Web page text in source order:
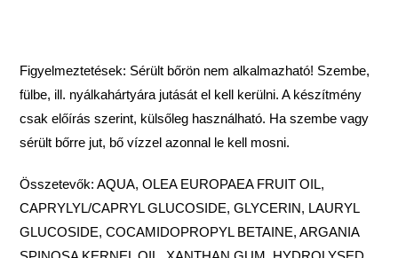
Figyelmeztetések: Sérült bőrön nem alkalmazható! Szembe,
fülbe, ill. nyálkahártyára jutását el kell kerülni. A készítmény
csak előírás szerint, külsőleg használható. Ha szembe vagy
sérült bőrre jut, bő vízzel azonnal le kell mosni.
Összetevők: AQUA, OLEA EUROPAEA FRUIT OIL,
CAPRYLYL/CAPRYL GLUCOSIDE, GLYCERIN, LAURYL
GLUCOSIDE, COCAMIDOPROPYL BETAINE, ARGANIA